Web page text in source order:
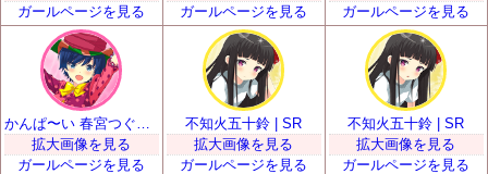
ガールページを見る
ガールページを見る
ガールページを見る
拡大画像を見る
ガールページを見る
不知火五十鈴 | SR
拡大画像を見る
ガールページを見る
不知火五十鈴 | SR
拡大画像を見る
ガールページを見る